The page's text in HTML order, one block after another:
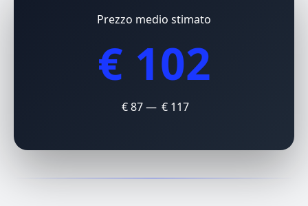
Prezzo medio stimato
€ 102
€ 87 — € 117